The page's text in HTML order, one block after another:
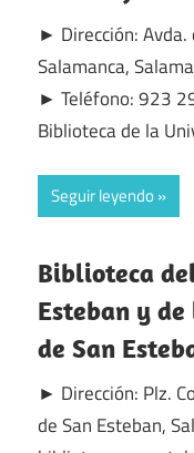
► Dirección:
Salamanca,
► Teléfono: 923
Biblioteca de la
Seguir leyendo
Biblioteca
Esteban y
de San
► Dirección: Plz.
de San Esteban,